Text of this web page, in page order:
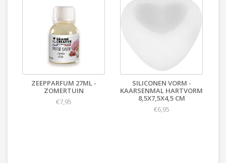
ZEEPPARFUM 27ML -
ZOMERTUIN
€7,95
SILICONEN VORM -
KAARSENMAL HARTVORM
8,5X7,5X4,5 CM
€6,95